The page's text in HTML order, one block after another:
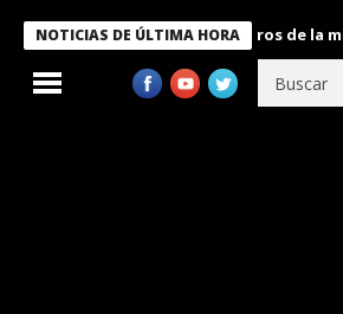
NOTICIAS DE ÚLTIMA HORA
Bukele condecora a miembros de la